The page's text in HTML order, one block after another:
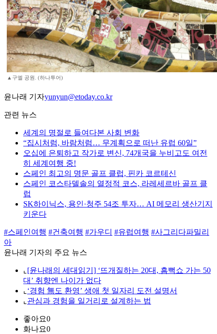
▲구엘 공원. (하나투어)
윤나래 기자yunyun@etoday.co.kr
관련 뉴스
세계의 명절로 들여다본 사회 변화
“집시처럼, 바람처럼… 무계획으로 떠난 유럽 60일”
오십에 은퇴하고 작가로 변신, 74개국을 누비고도 여전
히 세계여행 중!
스페인 최고의 명문 골프 클럽, 핀카 코르테신
스페인 코스타델솔의 열정적 코스, 라레세르바 골프 클
럽
SK하이닉스, 용인·청주 54조 투자… AI 메모리 생산기지
키운다
#스페인여행 #건축여행 #가우디 #유럽여행 #사그리다파밀리
아
윤나래 기자의 주요 뉴스
⌞ [윤나래의 세대읽기] ‘뜨개질하는 20대, 흠뻑쇼 가는 50
대’ 취향엔 나이가 없다
⌞ ‘경험 無도 환영’ 생애 첫 일자리 도전 설명서
⌞ 관심과 경험을 일거리로 설계하는 법
좋아요0
화나요0